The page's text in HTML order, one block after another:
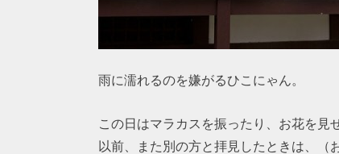
雨に濡れるのを嫌がるひこにゃん。
この日はマラカスを振ったり、お花を見
以前、また別の方と拝見したときは、（